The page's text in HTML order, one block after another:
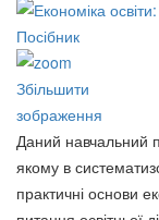
Збільшити
зображення
Даний навчальний
якому в
практичні основи